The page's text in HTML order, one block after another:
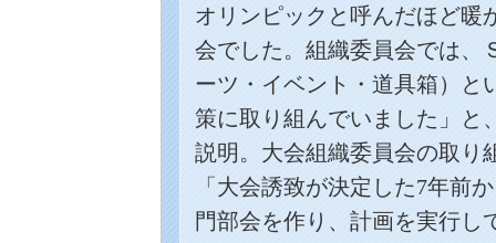
オリンピックと呼んだほど暖
会でした。組織委員会では、
ーツ・イベント・道具箱）と
策に取り組んでいました」と
説明。大会組織委員会の取り
「大会誘致が決定した7年前
門部会を作り、計画を実行し